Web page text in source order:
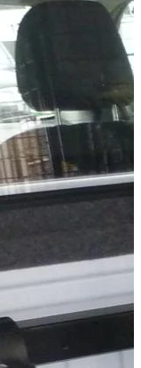
Cab
Cab